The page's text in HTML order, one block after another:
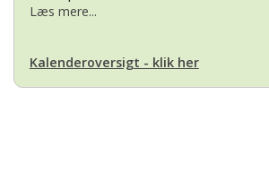
Læs mere...
Kalenderoversigt - klik her